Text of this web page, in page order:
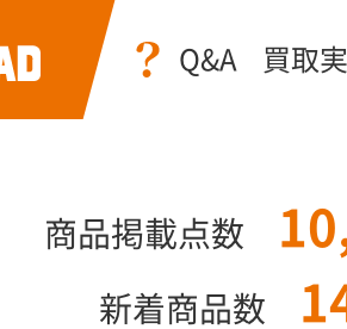
Q&A 買取
商品掲載点数
新着商品数